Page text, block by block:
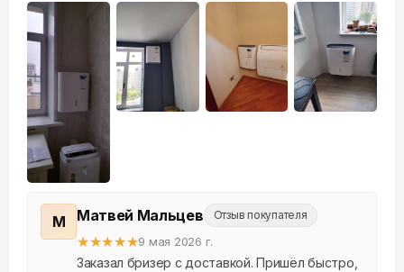
М Матвей Мальцев Отзыв покупателя
★★★★★9 мая 2026 г.
Заказал бризер с доставкой. Пришёл быстро,